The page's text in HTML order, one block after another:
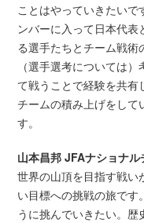
ことはやっていきたい
ンバーに入って日本代
る選手たちとチーム戦術
（選手選考については
て戦うことで経験を共有
チームの積み上げをして
す。
山本昌邦 JFAナショナ
世界の山頂を目指す戦い
い目標への挑戦の旅です
うに挑んでいきたい。歴